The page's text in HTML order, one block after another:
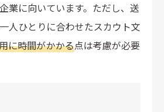
業に向いています。ただし、送
人ひとりに合わせたスカウト文
に時間がかかる点は考慮が必要